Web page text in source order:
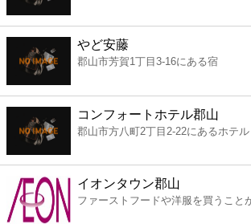
スーパー
エンタメ
レジャー
書店
ファミレス
やど安藤
郡山市芳賀1丁目3-16にある宿
コンフォートホテル郡山
郡山市方八町2丁目2-22にあるホテル
イオンタウン郡山
ファーストフードや洋服を買うこと